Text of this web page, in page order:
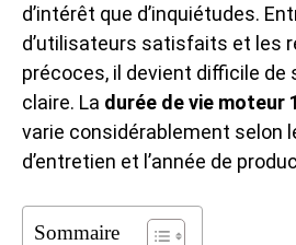
d’intérêt que d’inquiétudes.
d’utilisateurs satisfaits et les
précoces, il devient difficile de
claire. La durée de vie moteur
varie considérablement selon
d’entretien et l’année de
Sommaire